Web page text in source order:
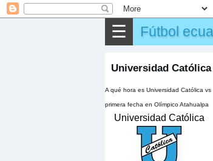
☰ Fútbol
Universidad
A qué hora es Universidad Católica
primera fecha en Olímpico Atahualpa
Universidad Católica